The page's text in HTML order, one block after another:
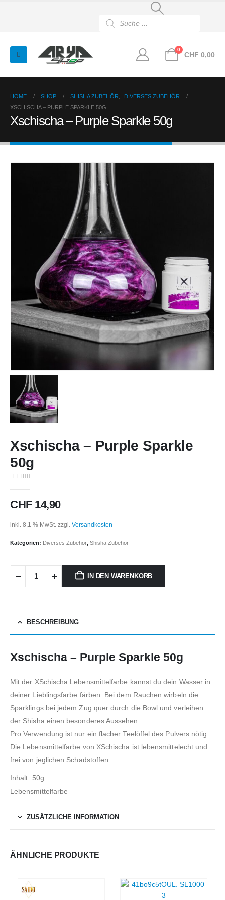
search
0
CHF 0,00
HOME SHOP SHISHA ZUBEHÖR
DIVERSES ZUBEHÖR
XSCHISCHA – PURPLE SPARKLE 50G
Xschischa – Purple Sparkle 50g
Xschischa – Purple Sparkle
50g
CHF14,90
inkl. 8,1 % MwSt. zzgl. Versandkosten
Kategorien: Diverses Zubehör, Shisha Zubehör
IN DEN WARENKORB
BESCHREIBUNG
Xschischa – Purple Sparkle 50g
Mit der XSchischa Lebensmittelfarbe kannst du dein Wasser in
deiner Lieblingsfarbe färben. Bei dem Rauchen wirbeln die
Sparklings bei jedem Zug quer durch die Bowl und verleihen
der Shisha einen besonderes Aussehen.
Pro Verwendung ist nur ein flacher Teelöffel des Pulvers nötig.
Die Lebensmittelfarbe von XSchischa ist lebensmittelecht und
frei von jeglichen Schadstoffen.
Inhalt: 50g
Lebensmittelfarbe
ZUSÄTZLICHE INFORMATION
ÄHNLICHE PRODUKTE